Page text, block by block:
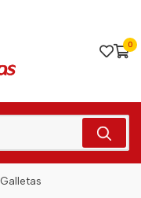
0
Galletas